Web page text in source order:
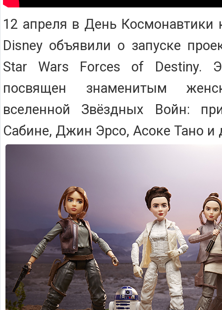
12 апреля в День Космонавтики
Disney объявили о запуске
Star Wars Forces of Destiny.
посвящен знаменитым
вселенной Звёздных Войн:
Сабине, Джин Эрсо, Асоке Тано и